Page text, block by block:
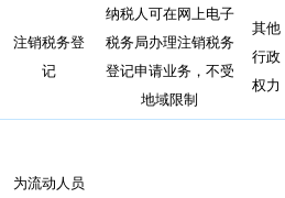
注销税务登
记
纳税人可在网上电子
税务局办理注销税务
登记申请业务，不受
地域限制
其他
行政
权力
为流动人员